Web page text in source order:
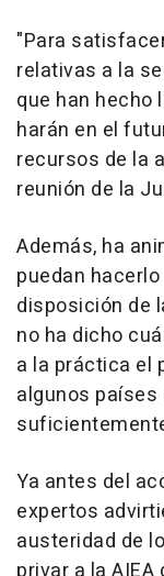
"Para
relativas a la
que han hecho
harán en el
recursos de la
reunión de la
Además, ha
puedan
disposición de
no ha dicho
a la práctica el
algunos países
Ya antes del
expertos
austeridad de